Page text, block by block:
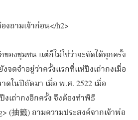
งถามเจ้าก่อน</h2>
องชุมชน แต่ก็ไม่ใช่ว่าจะจัดได้ทุกครั้ง
จดจำอยู่ว่าครั้งแรกที่แห่ปึงเถ่ากงเมื่อ
ดในปีถัดมา เมื่อ พ.ศ. 2522 เมื่อ
เถ่ากงอีกครั้ง จึงต้องทำพิธี
(抽籤) ถามความประสงค์จากเจ้าพ่อ